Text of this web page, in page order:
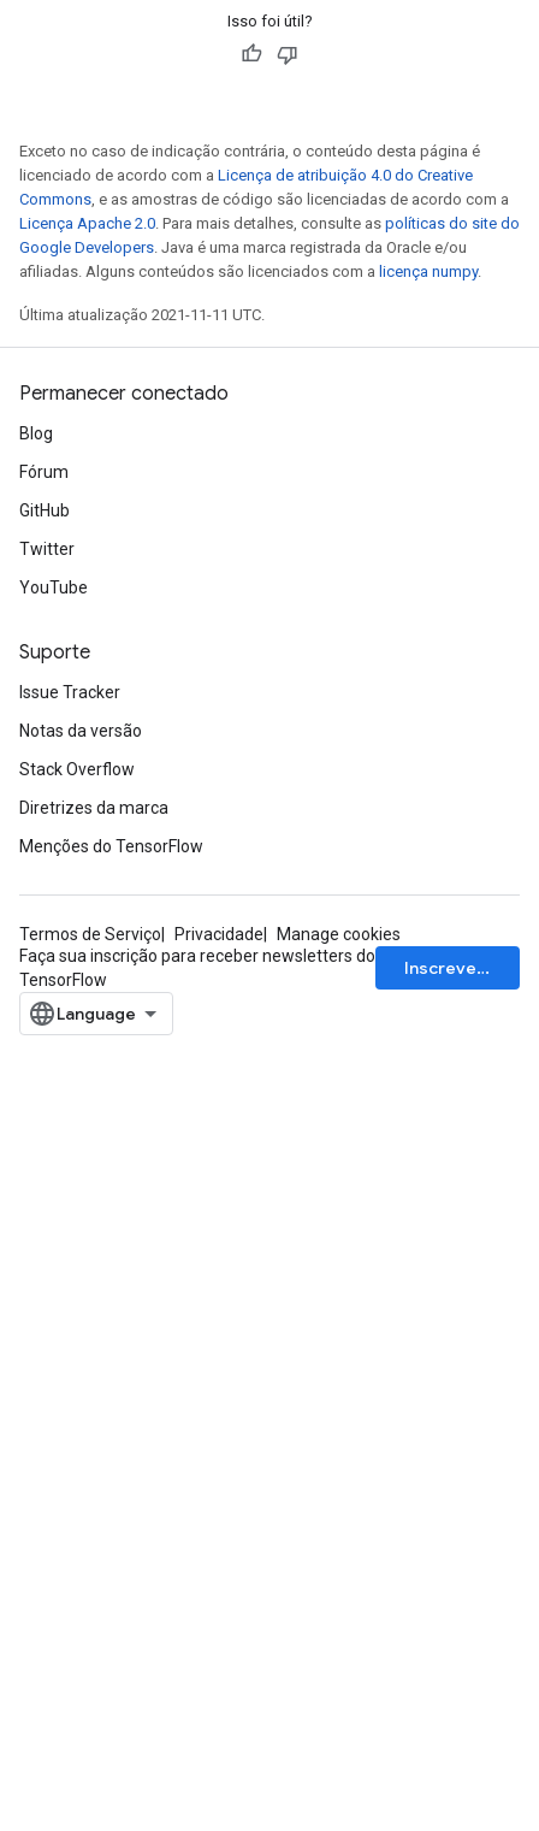
Isso foi útil?
Exceto no caso de indicação contrária, o conteúdo desta página é
licenciado de acordo com a Licença de atribuição 4.0 do Creative
Commons, e as amostras de código são licenciadas de acordo com a
Licença Apache 2.0. Para mais detalhes, consulte as políticas do site do
Google Developers. Java é uma marca registrada da Oracle e/ou
afiliadas. Alguns conteúdos são licenciados com a licença numpy.
Última atualização 2021-11-11 UTC.
Permanecer conectado
Blog
Fórum
GitHub
Twitter
YouTube
Suporte
Issue Tracker
Notas da versão
Stack Overflow
Diretrizes da marca
Menções do TensorFlow
Termos de Serviço Privacidade
Manage cookies
Faça sua inscrição para receber newsletters do
TensorFlow
Inscrever-se